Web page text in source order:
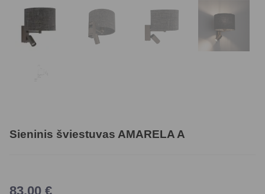
Sieninis šviestuvas AMARELA A
83,00 €